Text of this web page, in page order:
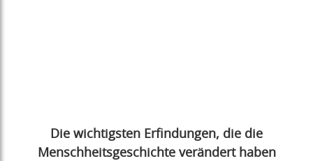
Die wichtigsten Erfindungen, die die
Menschheitsgeschichte verändert haben